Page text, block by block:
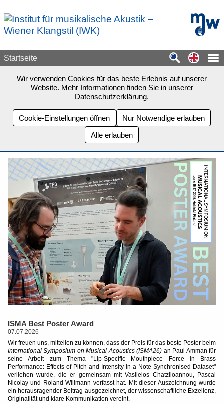
mdw -
Startseite
Wir verwenden Cookies für das beste Erlebnis auf unserer
Website. Mehr Informationen finden Sie in unserer
Datenschutzerklärung.
Cookie-Einstellungen öffnen
Nur Notwendige erlauben
Alle erlauben
ISMA Best Poster Award
07.07.2026
Wir freuen uns, mitteilen zu können, dass der Preis für das beste Poster beim
International Symposium on Musical Acoustics (ISMA26) an Paul Amman für
seine Arbeit zum Thema "Lip-Specific Mouthpiece Force in Brass
Performance: Effects of Pitch and Intensity in a Note-Synchronised Dataset"
verliehen wurde, die er gemeinsam mit Vasileios Chatziioannou, Pascal
Nicolay und Roland Willmann verfasst hat. Mit dieser Auszeichnung wurde
ein herausragender Beitrag ausgezeichnet, der wissenschaftliche Exzellenz,
Originalität und klare Kommunikation vereint.